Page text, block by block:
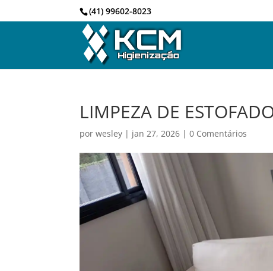
(41) 99602-8023
LIMPEZA DE
porwesley | jan 27, 2026 |0 Comentários